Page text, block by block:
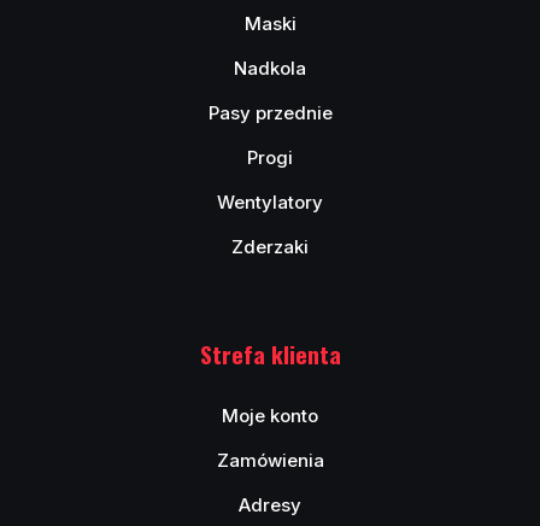
Maski
Nadkola
Pasy przednie
Progi
Wentylatory
Zderzaki
Strefa klienta
Moje konto
Zamówienia
Adresy